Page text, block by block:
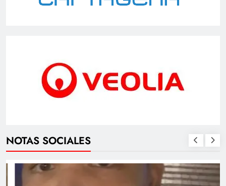
NOTAS SOCIALES